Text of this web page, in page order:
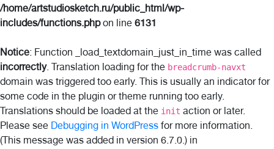
/home/artstudiosketch.ru/public_html/wp-
includes/functions.phpon line 6131
Notice: Function _load_textdomain_just_in_time was called
incorrectly. Translation loading for the breadcrumb-navxt
domain was triggered too early. This is usually an indicator for
some code in the plugin or theme running too early.
Translations should be loaded at the init action or later.
Please see Debugging in WordPress for more information.
(This message was added in version 6.7.0.) in